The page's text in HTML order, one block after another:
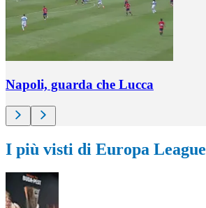
Napoli, guarda che Lucca
I più visti di Europa League